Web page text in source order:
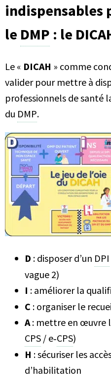
indispensables
le DMP : le
Le « DICAH » comme
valider pour mettre à
professionnels de santé
du DMP.
D : disposer d’un DPI
vague 2)
I : améliorer la
C : organiser le
A: mettre en œuvre
CPS / e‑CPS)
H : sécuriser les
d’habilitation